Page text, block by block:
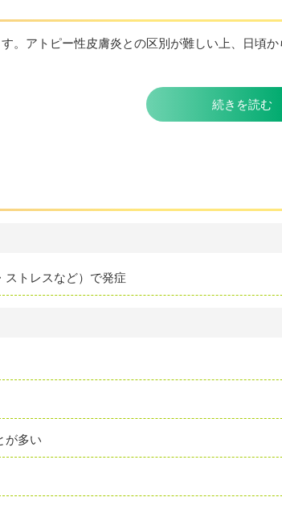
。アトピー性皮膚炎との区別が難しい上、日頃
続きを読む
ストレスなど）で発症
が多い